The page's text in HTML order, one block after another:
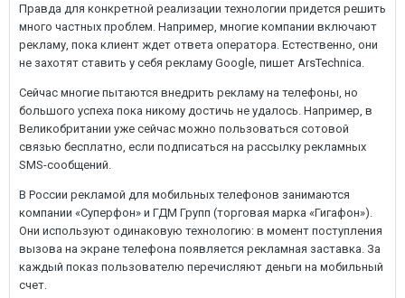
Правда для конкретной реализации технологии придется решить
много частных проблем. Например, многие компании включают
рекламу, пока клиент ждет ответа оператора. Естественно, они
не захотят ставить у себя рекламу Google, пишет ArsTechnica.
Сейчас многие пытаются внедрить рекламу на телефоны, но
большого успеха пока никому достичь не удалось. Например, в
Великобритании уже сейчас можно пользоваться сотовой
связью бесплатно, если подписаться на рассылку рекламных
SMS-сообщений.
В России рекламой для мобильных телефонов занимаются
компании «Суперфон» и ГДМ Групп (торговая марка «Гигафон»).
Они используют одинаковую технологию: в момент поступления
вызова на экране телефона появляется рекламная заставка. За
каждый показ пользователю перечисляют деньги на мобильный
счет.